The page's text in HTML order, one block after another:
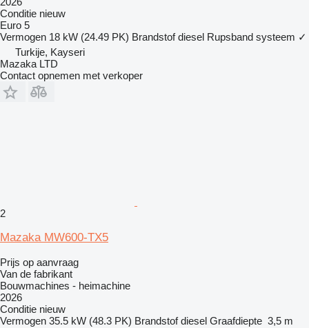
Conditie nieuw
Euro 5
Vermogen 18 kW (24.49 PK) Brandstof diesel Rupsband systeem ✓
Turkije, Kayseri
Mazaka LTD
Contact opnemen met verkoper
2
Mazaka MW600-TX5
Prijs op aanvraag
Van de fabrikant
Bouwmachines - heimachine
2026
Conditie nieuw
Vermogen 35.5 kW (48.3 PK) Brandstof diesel Graafdiepte 3,5 m